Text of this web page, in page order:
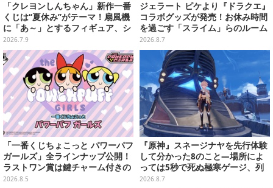
「クレヨンしんちゃん」新作一番
くじは“夏休み”がテーマ！扇風機
に「あ～」とするフィギュア、シ
ロのボウル皿など夏全開のライン
ナップ
2026.7.9
ジェラート ピケより『ドラクエ』
コラボグッズが発売！お休み時間
を過ごす「スライム」らのルーム
ウェア、雑貨など多数ラインナッ
プ
2026.8.7
「一番くじちょこっと パワーパフ
ガールズ」全ラインナップ公開！
ラストワン賞は鍵チャーム付きの
シール帳スペシャルセットを用意
2026.8.5
『原神』スネージナヤを先行体験
して分かった8のこと―場所によ
っては5秒で死ぬ極寒ゲージ、列
車は“ダイナミック途中下車”可能
2026.8.7